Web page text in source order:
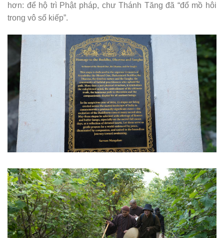
hơn: để hộ trì Phật pháp, chư Thánh Tăng đã “đổ mồ hôi
trong vô số kiếp”.